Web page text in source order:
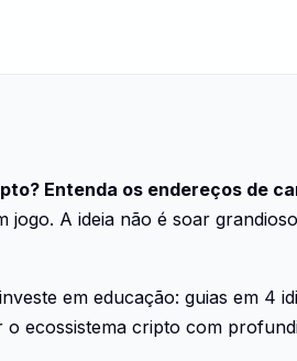
Entenda os endereços de
jogo. A ideia não é soar
em educação: guias em 4
ecossistema cripto com